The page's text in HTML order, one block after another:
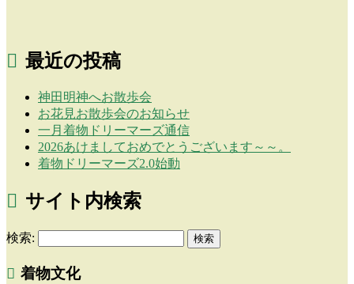
最近の投稿
神田明神へお散歩会
お花見お散歩会のお知らせ
一月着物ドリーマーズ通信
2026あけましておめでとうございます～～。
着物ドリーマーズ2.0始動
サイト内検索
検索:
着物文化